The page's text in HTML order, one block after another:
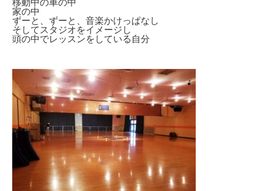
移動中の車の中
家の中
ずーと、ずーと、音楽かけっぱなし
そしてスタジオをイメージし
頭の中でレッスンをしている自分